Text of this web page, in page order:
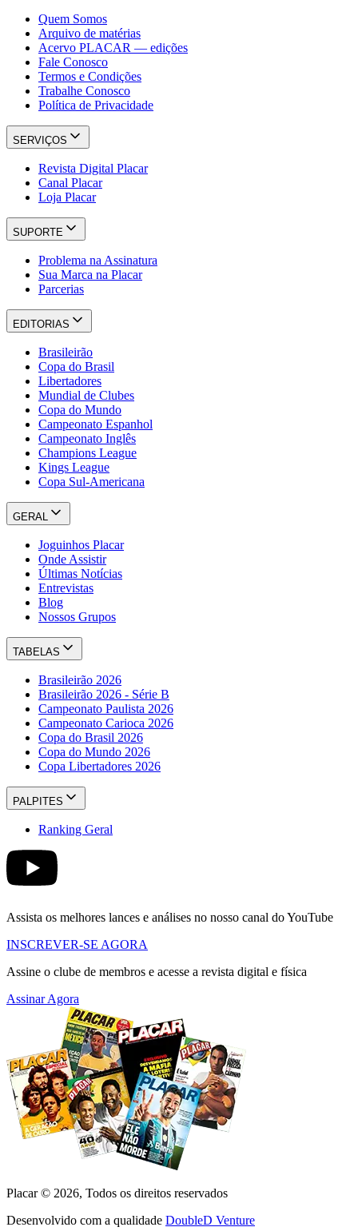
Quem Somos
Arquivo de matérias
Acervo PLACAR — edições
Fale Conosco
Termos e Condições
Trabalhe Conosco
Política de Privacidade
SERVIÇOS
Revista Digital Placar
Canal Placar
Loja Placar
SUPORTE
Problema na Assinatura
Sua Marca na Placar
Parcerias
EDITORIAS
Brasileirão
Copa do Brasil
Libertadores
Mundial de Clubes
Copa do Mundo
Campeonato Espanhol
Campeonato Inglês
Champions League
Kings League
Copa Sul-Americana
GERAL
Joguinhos Placar
Onde Assistir
Últimas Notícias
Entrevistas
Blog
Nossos Grupos
TABELAS
Brasileirão 2026
Brasileirão 2026 - Série B
Campeonato Paulista 2026
Campeonato Carioca 2026
Copa do Brasil 2026
Copa do Mundo 2026
Copa Libertadores 2026
PALPITES
Ranking Geral
Assista os melhores lances e análises no nosso canal do YouTube
INSCREVER-SE AGORA
Assine o clube de membros e acesse a revista digital e física
Assinar Agora
Placar © 2026, Todos os direitos reservados
Desenvolvido com a qualidade DoubleD Venture